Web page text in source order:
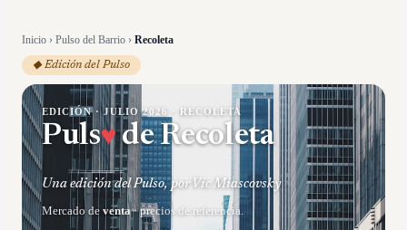
Inicio › Pulso del Barrio › Recoleta
◆ Edición del Pulso
EDICIÓN ·JULIO 2026 RECOLETA
Puls♥deRecoleta
Una edición del Pulso, por Vic Miascovsky
Mercado de venta· precios de referencia.